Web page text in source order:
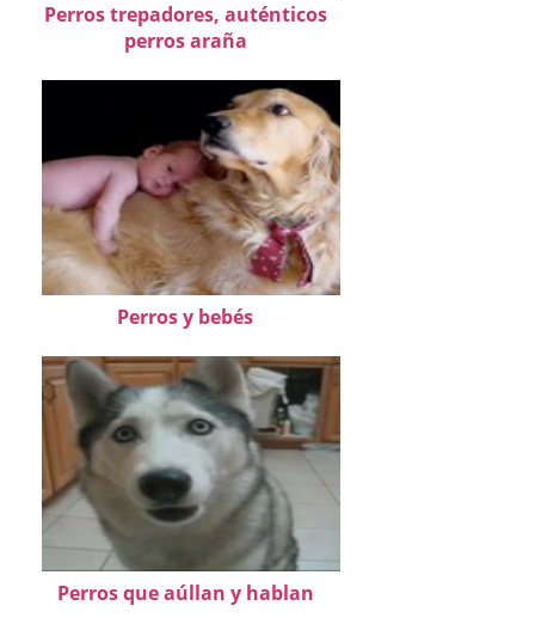
Perros trepadores, auténticos
perros araña
Perros y bebés
Perros que aúllan y hablan